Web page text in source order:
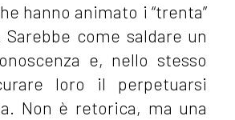
hanno animato i “trenta”
come saldare un
e, nello stesso
loro il perpetuarsi
Non è retorica, ma una